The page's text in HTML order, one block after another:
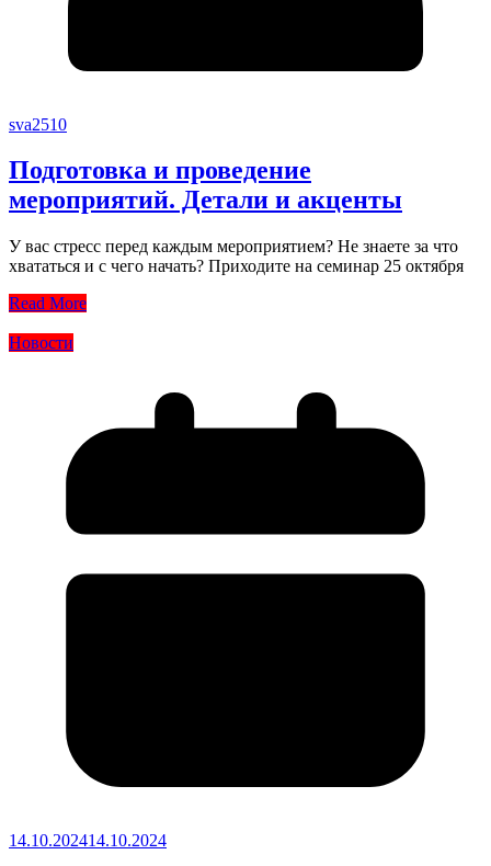
sva2510
Подготовка и проведение
мероприятий. Детали и акценты
У вас стресс перед каждым мероприятием? Не знаете за что
хвататься и с чего начать? Приходите на семинар 25 октября
Read More
Новости
14.10.202414.10.2024